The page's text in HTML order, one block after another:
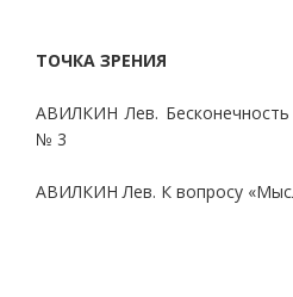
ТОЧКА ЗРЕНИЯ
АВИЛКИН Лев. Бесконечность
№ 3
АВИЛКИН Лев. К вопросу